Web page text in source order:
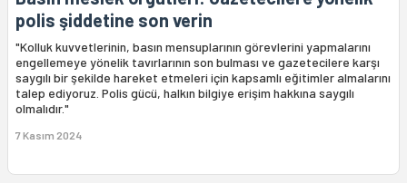
polis şiddetine son verin
"Kolluk kuvvetlerinin, basın mensuplarının görevlerini yapmalarını
engellemeye yönelik tavırlarının son bulması ve gazetecilere karşı
saygılı bir şekilde hareket etmeleri için kapsamlı eğitimler almalarını
talep ediyoruz. Polis gücü, halkın bilgiye erişim hakkına saygılı
olmalıdır."
7 Kasım 2024